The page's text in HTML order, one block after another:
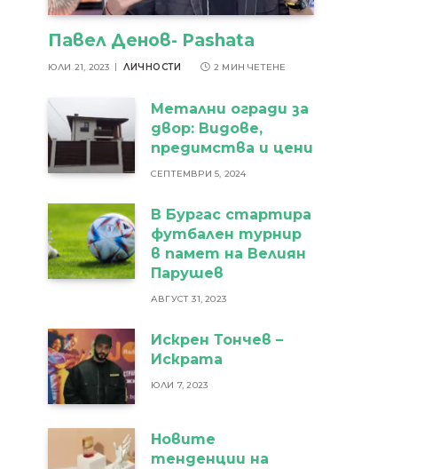
Павел Денов- Pashata
ЮЛИ 21, 2023 ЛИЧНОСТИ 2 МИН ЧЕТЕНЕ
Метални огради за
двор: Видове,
предимства и цени
СЕПТЕМВРИ 5, 2024
В Бургас стартира
футбален турнир
в памет на Велиян
Парушев
АВГУСТ 31, 2023
Искрен Тончев –
Искрата
ЮЛИ 7, 2023
Новите
тенденции на